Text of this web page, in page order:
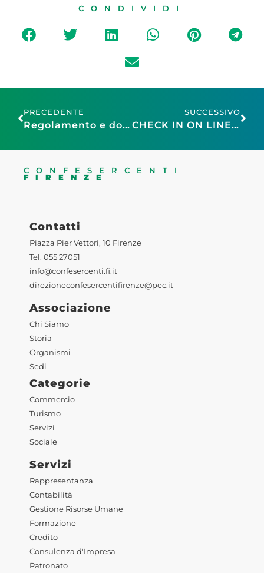
CONDIVIDI
PRECEDENTE
Regolamento e domanda di partecipazione Fiera di Boccaccio – Natale in Centro a Certaldo
SUCCESSIVO
CHECK IN ON LINE O DA REMOTO. Nota del Ministero dell’Interno
CONFESERCENTI
FIRENZE
Contatti
Piazza Pier Vettori, 10 Firenze
Tel. 055 27051
info@confesercenti.fi.it
direzioneconfesercentifirenze@pec.it
Associazione
Chi Siamo
Storia
Organismi
Sedi
Categorie
Commercio
Turismo
Servizi
Sociale
Servizi
Rappresentanza
Contabilità
Gestione Risorse Umane
Formazione
Credito
Consulenza d'Impresa
Patronato